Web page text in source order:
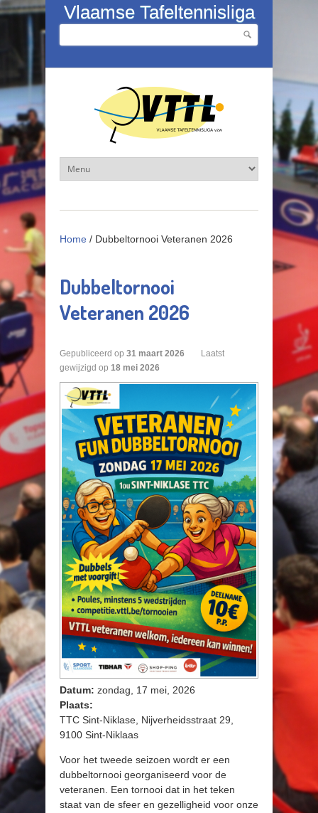
Overslaan en naar de inhoud gaan
Vlaamse Tafeltennisliga
Zoekveld
Home / Dubbeltornooi Veteranen 2026
Dubbeltornooi
Veteranen 2026
Gepubliceerd op 31 maart 2026
Laatst
gewijzigd op 18 mei 2026
Datum: zondag, 17 mei, 2026
Plaats:
TTC Sint-Niklase, Nijverheidsstraat 29,
9100 Sint-Niklaas
Voor het tweede seizoen wordt er een
dubbeltornooi georganiseerd voor de
veteranen. Een tornooi dat in het teken
staat van de sfeer en gezelligheid voor onze